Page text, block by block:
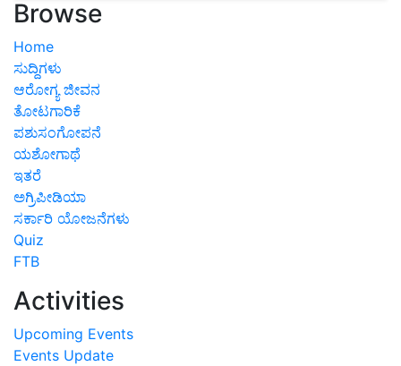
Browse
Home
ಸುದ್ದಿಗಳು
ಆರೋಗ್ಯ ಜೀವನ
ತೋಟಗಾರಿಕೆ
ಪಶುಸಂಗೋಪನೆ
ಯಶೋಗಾಥೆ
ಇತರೆ
ಅಗ್ರಿಪೀಡಿಯಾ
ಸರ್ಕಾರಿ ಯೋಜನೆಗಳು
Quiz
FTB
Activities
Upcoming Events
Events Update